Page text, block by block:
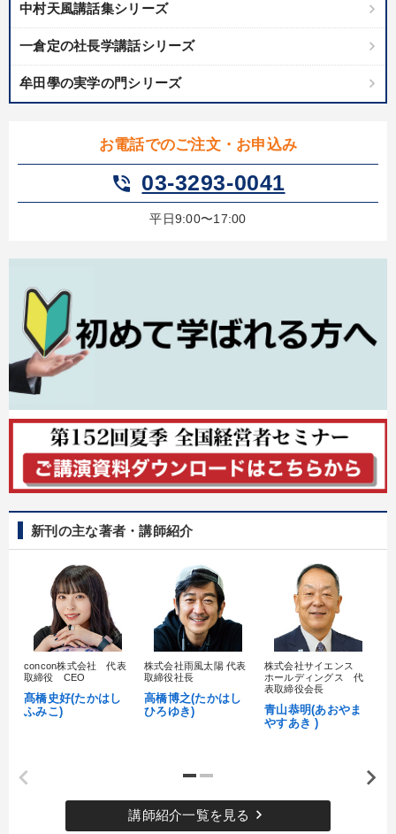
中村天風講話集シリーズ
一倉定の社長学講話シリーズ
牟田學の実学の門シリーズ
お電話でのご注文・お申込み
phone_in_talk 03-3293-0041
平日9:00〜17:00
新刊の主な著者・講師紹介
concon株式会社 代表
取締役 CEO
髙橋史好(たかはし
ふみこ)
株式会社雨風太陽 代表
取締役社長
高橋博之(たかはし
ひろゆき)
株式会社サイエンス
ホールディングス 代
表取締役会長
青山恭明(あおやま
やすあき )
講師紹介一覧を見る keyboard_arrow_right